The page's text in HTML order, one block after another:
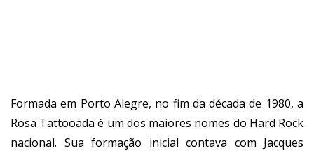
Formada em Porto Alegre, no fim da década de 1980, a
Rosa Tattooada é um dos maiores nomes do Hard Rock
nacional. Sua formação inicial contava com Jacques